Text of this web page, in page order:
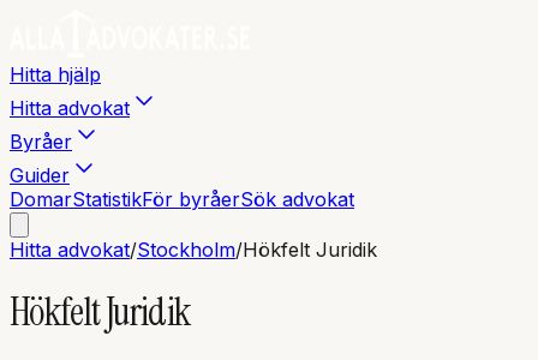
Hitta hjälp
Hitta advokat
Byråer
Guider
DomarStatistikFör byråerSök advokat
Hitta advokat/Stockholm/Hökfelt Juridik
Hökfelt Juridik